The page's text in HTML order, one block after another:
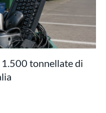
tonnellate di